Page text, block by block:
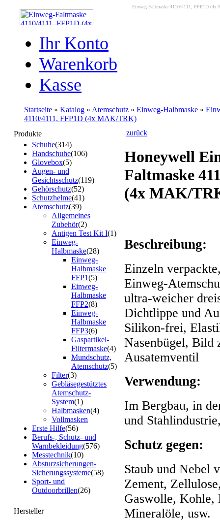
Einweg-Faltmaske 4110/4111, FFP1D
Ihr Konto
Warenkorb
Kasse
Startseite » Katalog » Atemschutz » Einweg-Halbmaske »
4110/4111, FFP1D (4x MAK/TRK)
Produkte
Schuhe(314)
Handschuhe(106)
Glovebox(5)
Augen- und
Gesichtsschutz(119)
Gehörschutz(52)
Schutzhelme(41)
Atemschutz(39)
Allgemeines
Zubehör(2)
Antigen Test Kit I(1)
Einweg-
Halbmaske(28)
Einweg-
Halbmaske
FFP1(5)
Einweg-
Halbmaske
FFP2(8)
Einweg-
Halbmaske
FFP3(6)
Gaspartikel-
Filtermaske(4)
Mundschutz,
Atemschutz(5)
Filter(3)
Gebläsegestütztes
Atemschutz-
System(1)
Halbmasken(4)
Vollmasken
Erste Hilfe(56)
Berufs-, Schutz- und
Warnbekleidung(576)
Messtechnik(10)
Absturzsicherungen-
Sicherungssysteme(58)
Sport- und
Outdoorbrillen(26)
Hersteller
zurück
Honeywell
Faltmaske
(4x MAK/
Beschreibung:
Einzeln
Einweg-
ultra-weicher
Dichtlippe und
Silikon-frei,
Nasenbügel, Bild
Ausatemventil
Verwendung:
Im Bergbau, in
und
Schutz gegen:
Staub und Nebel
Zement,
Gaswolle, Kohle,
Mineralöle, usw.